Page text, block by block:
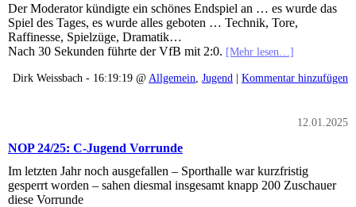
Der Moderator kündigte ein schönes Endspiel an … es wurde das
Spiel des Tages, es wurde alles geboten … Technik, Tore,
Raffinesse, Spielzüge, Dramatik…
Nach 30 Sekunden führte der VfB mit 2:0. [Mehr lesen…]
Dirk Weissbach - 16:19:19 @ Allgemein Jugend | Kommentar hinzufügen
12.01.2025
NOP 24/25: C-Jugend Vorrunde
Im letzten Jahr noch ausgefallen – Sporthalle war kurzfristig
gesperrt worden – sahen diesmal insgesamt knapp 200 Zuschauer
diese Vorrunde